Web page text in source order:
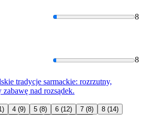
8
8
tradycje sarmackie: rozrzutny,
zabawę nad rozsądek.
4 (9) 5 (8) 6 (12) 7 (8) 8 (14)